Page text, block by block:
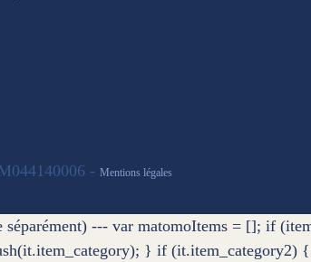
- Mentions légales
--- var matomoItems = []; if
} if (it.item_category2)